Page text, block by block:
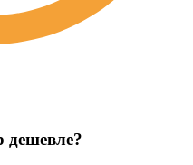
дешевле?